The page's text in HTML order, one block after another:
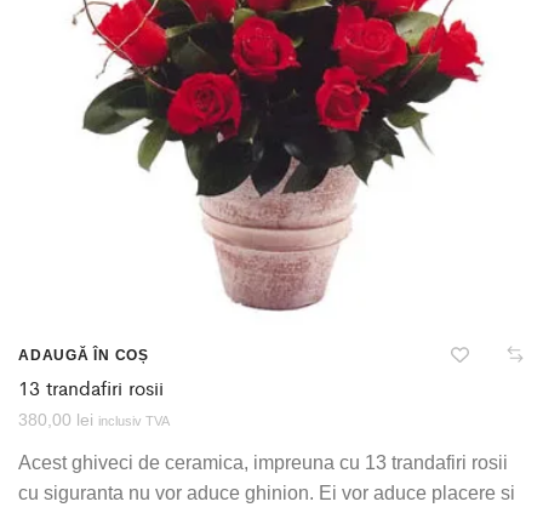
ADAUGĂ ÎN COȘ
13 trandafiri rosii
380,00 lei inclusiv TVA
Acest ghiveci de ceramica, impreuna cu 13 trandafiri rosii
cu siguranta nu vor aduce ghinion. Ei vor aduce placere si